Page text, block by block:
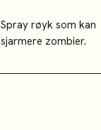
Spray røyk som kan
sjarmere zombier.